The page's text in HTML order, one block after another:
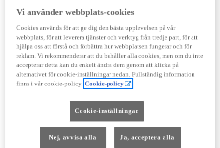
Width
1 745mm
EURO 6
Kombinerad Co2
Vi använder webbplats-cookies
Cookies används för att ge dig den bästa upplevelsen på vår
webbplats, för att leverera tjänster och verktyg från tredje part, för att
hjälpa oss att förstå och förbättra hur webbplatsen fungerar och för
reklam. Vi rekommenderar att du behåller alla cookies, men om du inte
accepterar detta kan du enkelt ändra dem genom att klicka på
alternativet för cookie-inställningar nedan. Fullständig information
finns i vår cookie-policy. Cookie-policy
Cookie-inställningar
Nej, avvisa alla Ja, acceptera alla